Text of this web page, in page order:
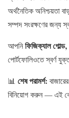
অর্থনৈতিক অনিশ্চয়তা
সম্পদ সংরক্ষণের জন্য
আপনিফিজিক্যাল
পোর্টফোলিওতে স্বর্ণ
📊 শেষ পরামর্শ:
বিনিয়োগ করুন — এই